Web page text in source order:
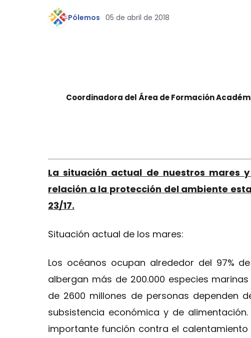
Pólemos 05 de abril de 2018
Coordinadora del Área de Formación
La situación actual de nuestros mares
relación a la protección del ambiente
23/17.
Situación actual de los mares:
Los océanos ocupan alrededor del 97%
albergan más de 200.000 especies
de 2600 millones de personas dependen
subsistencia económica y de
importante función contra el